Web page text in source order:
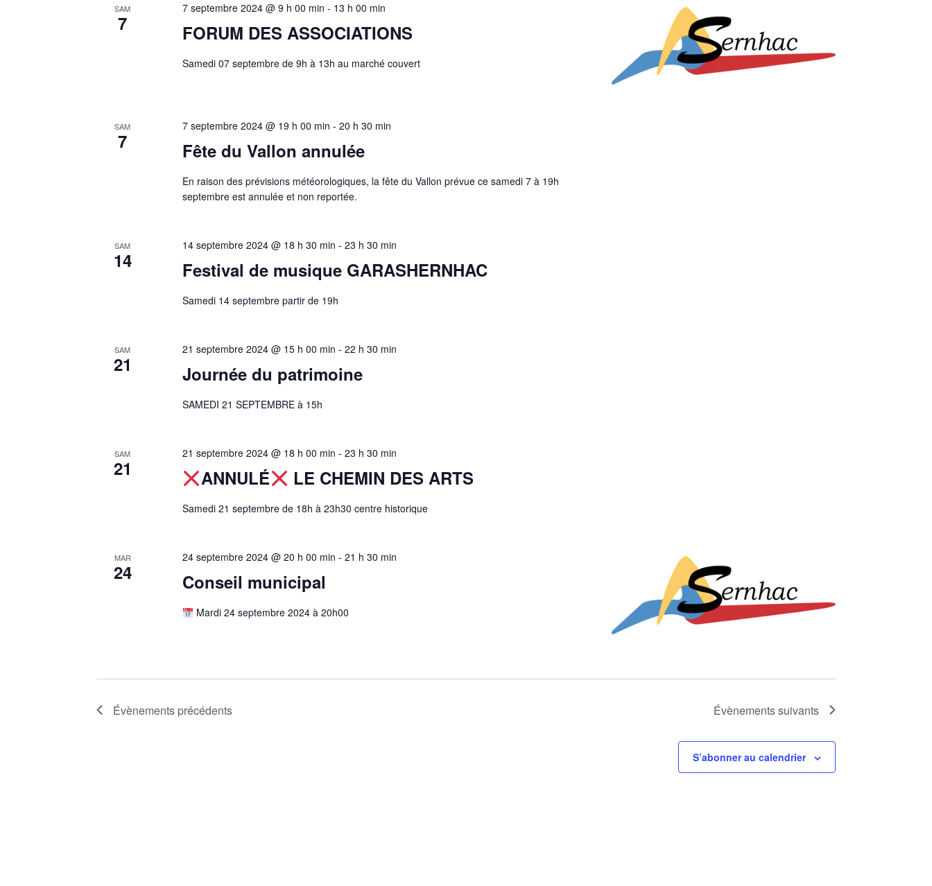
SAM
7
7 septembre 2024 @ 9 h 00 min - 13 h 00 min
FORUM DES ASSOCIATIONS
Samedi 07 septembre de 9h à 13h au marché couvert
SAM
7
7 septembre 2024 @ 19 h 00 min - 20 h 30 min
Fête du Vallon annulée
En raison des prévisions météorologiques, la fête du Vallon prévue ce samedi 7 à 19h
septembre est annulée et non reportée.
SAM
14
14 septembre 2024 @ 18 h 30 min - 23 h 30 min
Festival de musique GARASHERNHAC
Samedi 14 septembre partir de 19h
SAM
21
21 septembre 2024 @ 15 h 00 min - 22 h 30 min
Journée du patrimoine
SAMEDI 21 SEPTEMBRE à 15h
SAM
21
21 septembre 2024 @ 18 h 00 min - 23 h 30 min
ANNULÉ LE CHEMIN DES ARTS
Samedi 21 septembre de 18h à 23h30 centre historique
MAR
24
24 septembre 2024 @ 20 h 00 min - 21 h 30 min
Conseil municipal
Mardi 24 septembre 2024 à 20h00
Évènements précédents Évènementssuivants
S’abonner au calendrier